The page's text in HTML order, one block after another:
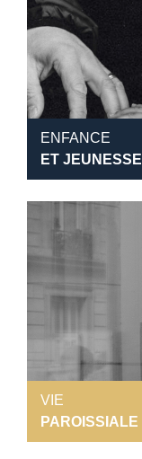
ENFANCE
ET JEUNESSE
VIE
PAROISSIALE